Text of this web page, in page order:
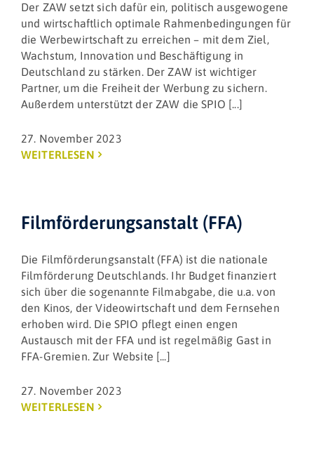
Der ZAW setzt sich dafür ein, politisch ausgewogene
und wirtschaftlich optimale Rahmenbedingungen für
die Werbewirtschaft zu erreichen – mit dem Ziel,
Wachstum, Innovation und Beschäftigung in
Deutschland zu stärken. Der ZAW ist wichtiger
Partner, um die Freiheit der Werbung zu sichern.
Außerdem unterstützt der ZAW die SPIO [...]
27. November 2023
WEITERLESEN
Filmförderungsanstalt (FFA)
Die Filmförderungsanstalt (FFA) ist die nationale
Filmförderung Deutschlands. Ihr Budget finanziert
sich über die sogenannte Filmabgabe, die u.a. von
den Kinos, der Videowirtschaft und dem Fernsehen
erhoben wird. Die SPIO pflegt einen engen
Austausch mit der FFA und ist regelmäßig Gast in
FFA-Gremien. Zur Website [...]
27. November 2023
WEITERLESEN